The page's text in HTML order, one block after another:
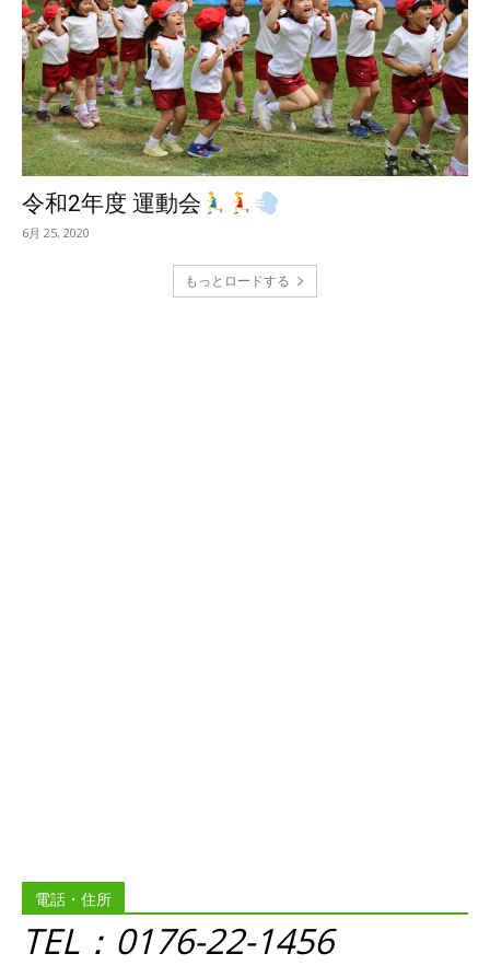
令和2年度 運動会
6月 25, 2020
もっとロードする
電話・住所
TEL：0176-22-1456